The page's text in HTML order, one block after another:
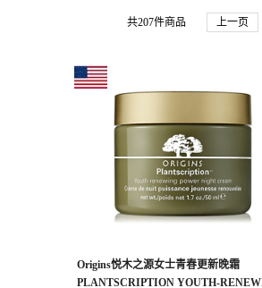
共207件商品 上一页
Origins悦木之源女士青春更新晚霜
PLANTSCRIPTION YOUTH-